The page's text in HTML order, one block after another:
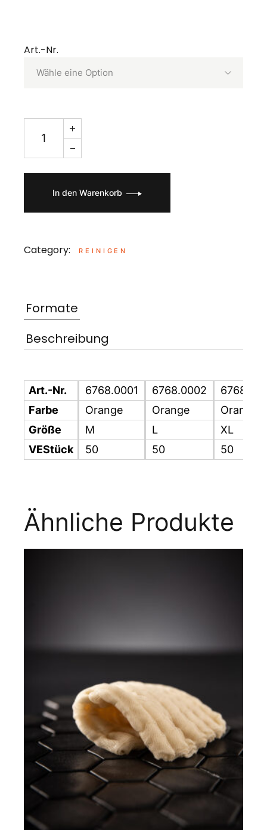
Art.-Nr.
In den Warenkorb
Category: REINIGEN
Formate
Beschreibung
Art.-Nr.
Farbe
Größe
VEStück
6768.0001
Orange
M
50
6768.0002
Orange
L
50
Orange
XL
50
Ähnliche Produkte